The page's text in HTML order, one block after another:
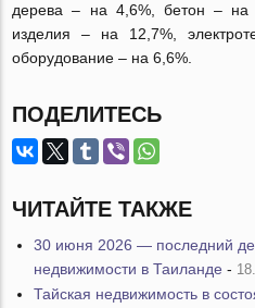
дерева – на 4,6%, бетон – на
изделия – на 12,7%,
оборудование – на 6,6%.
ПОДЕЛИТЕСЬ
ЧИТАЙТЕ ТАКЖЕ
30 июня 2026 — последний
недвижимости в Таиланде -
Тайская недвижимость в